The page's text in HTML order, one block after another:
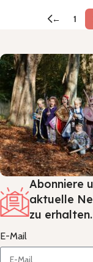
← 1
Abonniere
aktuelle
zu erhalten.
E-Mail